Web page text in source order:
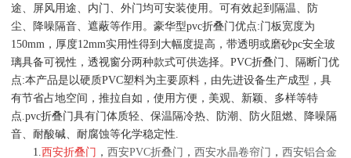
途、屏风用途、内门、外门均可安装使用。可有效起到隔温、防
尘、降噪隔音、遮蔽等作用。豪华型pvc折叠门优点:门板宽度为
150mm，厚度12mm实用性得到大幅度提高，带透明或磨砂pc安全玻
璃具备可视性，透视窗分两种款式可供选择。PVC折叠门、隔断门优
点:本产品是以硬质PVC塑料为主要原料，由先进设备生产成型，具
有节省占地空间，推拉自如，使用方便，美观、新颖、多样等特
点.pvc折叠门具有门体质轻、保温隔冷热、防潮、防火阻燃、降噪隔
音、耐酸碱、耐腐蚀等化学稳定性.
1.西安折叠门 ， 西安PVC折叠门 ， 西安水晶卷帘门 ， 西安铝合金